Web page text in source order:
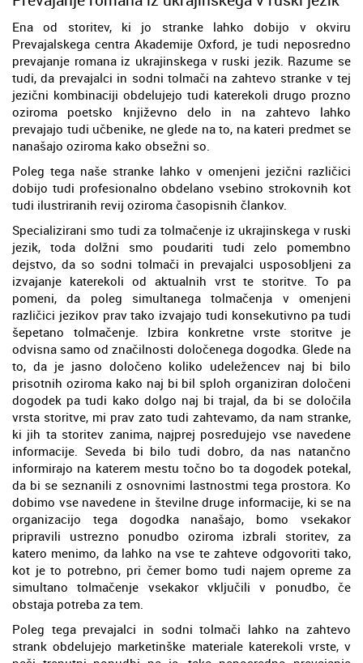
Ena od storitev, ki jo stranke lahko dobijo v okviru
Prevajalskega centra Akademije Oxford, je tudi neposredno
prevajanje romana iz ukrajinskega v ruski jezik. Razume se
tudi, da prevajalci in sodni tolmači na zahtevo stranke v tej
jezični kombinaciji obdelujejo tudi katerekoli drugo prozno
oziroma poetsko književno delo in na zahtevo lahko
prevajajo tudi učbenike, ne glede na to, na kateri predmet se
nanašajo oziroma kako obsežni so.
Poleg tega naše stranke lahko v omenjeni jezični različici
dobijo tudi profesionalno obdelano vsebino strokovnih kot
tudi ilustriranih revij oziroma časopisnih člankov.
Specializirani smo tudi za tolmačenje iz ukrajinskega v ruski
jezik, toda dolžni smo poudariti tudi zelo pomembno
dejstvo, da so sodni tolmači in prevajalci usposobljeni za
izvajanje katerekoli od aktualnih vrst te storitve. To pa
pomeni, da poleg simultanega tolmačenja v omenjeni
različici jezikov prav tako izvajajo tudi konsekutivno pa tudi
šepetano tolmačenje. Izbira konkretne vrste storitve je
odvisna samo od značilnosti določenega dogodka. Glede na
to, da je jasno določeno koliko udeležencev naj bi bilo
prisotnih oziroma kako naj bi bil sploh organiziran določeni
dogodek pa tudi kako dolgo naj bi trajal, da bi se določila
vrsta storitve, mi prav zato tudi zahtevamo, da nam stranke,
ki jih ta storitev zanima, najprej posredujejo vse navedene
informacije. Seveda bi bilo tudi dobro, da nas natančno
informirajo na katerem mestu točno bo ta dogodek potekal,
da bi se seznanili z osnovnimi lastnostmi tega prostora. Ko
dobimo vse navedene in številne druge informacije, ki se na
organizacijo tega dogodka nanašajo, bomo vsekakor
pripravili ustrezno ponudbo oziroma izbrali storitev, za
katero menimo, da lahko na vse te zahteve odgovoriti tako,
kot je to potrebno, pri čemer bomo tudi najem opreme za
simultano tolmačenje vsekakor vključili v ponudbo, če
obstaja potreba za tem.
Poleg tega prevajalci in sodni tolmači lahko na zahtevo
strank obdelujejo marketinške materiale katerekoli vrste, v